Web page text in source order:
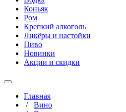
Коньяк
Ром
Крепкий алкоголь
Ликёры и настойки
Пиво
Новинки
Акции и скидки
Главная
/ Вино